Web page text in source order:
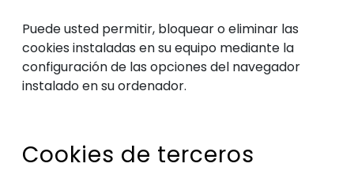
Puede usted permitir, bloquear o eliminar las
cookies instaladas en su equipo mediante la
configuración de las opciones del navegador
instalado en su ordenador.
Cookies de terceros